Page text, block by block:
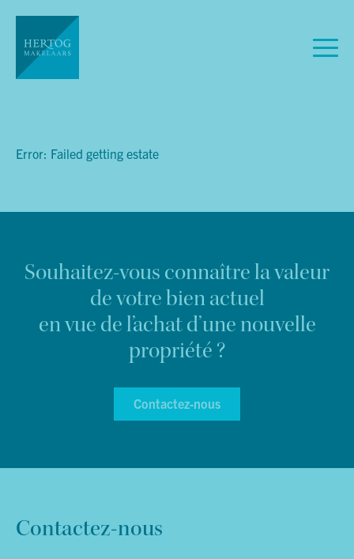
Error: Failed getting estate
Souhaitez-vous connaître la valeur
de votre bien actuel
en vue de l’achat d’une nouvelle
propriété ?
Contactez-nous
Contactez-nous